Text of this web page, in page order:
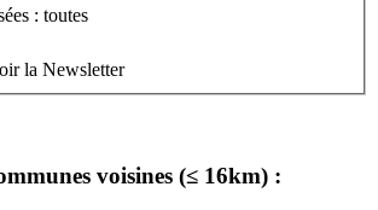
: toutes
la Newsletter
voisines (≤ 16km) :